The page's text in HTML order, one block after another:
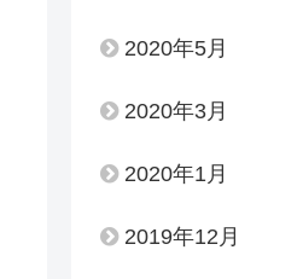
2020年5月
2020年3月
2020年1月
2019年12月